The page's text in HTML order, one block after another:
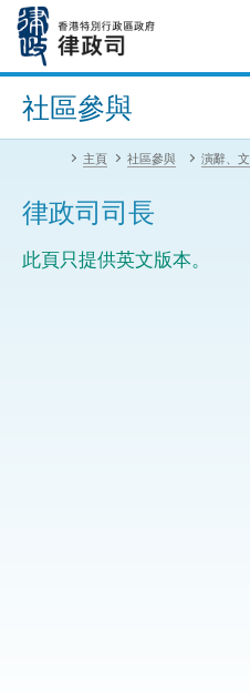
內
進階搜尋
社區參與
主頁 社區參與 演辭、
律政司司長
此頁只提供英文版本。